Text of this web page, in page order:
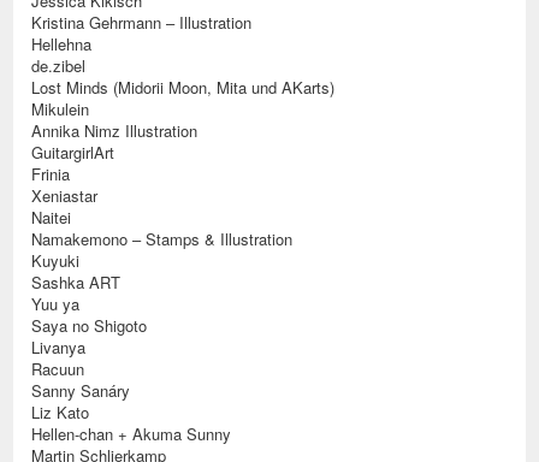
Kristina Gehrmann – Illustration
Hellehna
de.zibel
Lost Minds (Midorii Moon, Mita und AKarts)
Mikulein
Annika Nimz Illustration
GuitargirlArt
Frinia
Xeniastar
Naitei
Namakemono – Stamps & Illustration
Kuyuki
Sashka ART
Yuu ya
Saya no Shigoto
Livanya
Racuun
Sanny Sanáry
Liz Kato
Hellen-chan + Akuma Sunny
Martin Schlierkamp